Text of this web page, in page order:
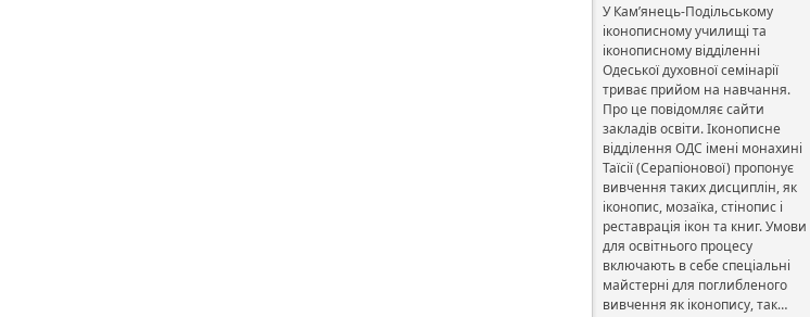
У Кам’янець-Подільському
іконописному училищі та
іконописному відділенні
Одеської духовної семінарії
триває прийом на навчання.
Про це повідомляє сайти
закладів освіти. Іконописне
відділення ОДС імені монахині
Таїсії (Серапіонової) пропонує
вивчення таких дисциплін, як
іконопис, мозаїка, стінопис і
реставрація ікон та книг. Умови
для освітнього процесу
включають в себе спеціальні
майстерні для поглибленого
вивчення як іконопису, так…